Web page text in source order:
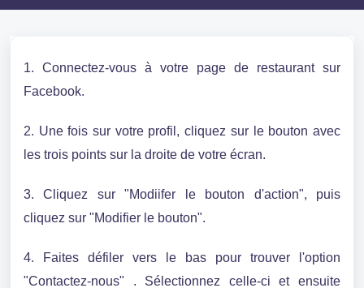
1. Connectez-vous à votre page de restaurant sur
Facebook.
2. Une fois sur votre profil, cliquez sur le bouton avec
les trois points sur la droite de votre écran.
3. Cliquez sur "Modiifer le bouton d'action", puis
cliquez sur "Modifier le bouton".
4. Faites défiler vers le bas pour trouver l'option
"Contactez-nous" . Sélectionnez celle-ci et ensuite